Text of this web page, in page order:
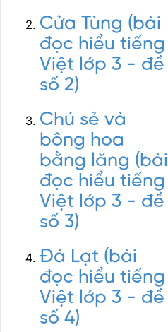
Cửa Tùng (bài
đọc hiểu tiếng
Việt lớp 3 - đề
số 2)
Chú sẻ và
bông hoa
bằng lăng (bài
đọc hiểu tiếng
Việt lớp 3 - đề
số 3)
Đà Lạt (bài
đọc hiểu tiếng
Việt lớp 3 - đề
số 4)